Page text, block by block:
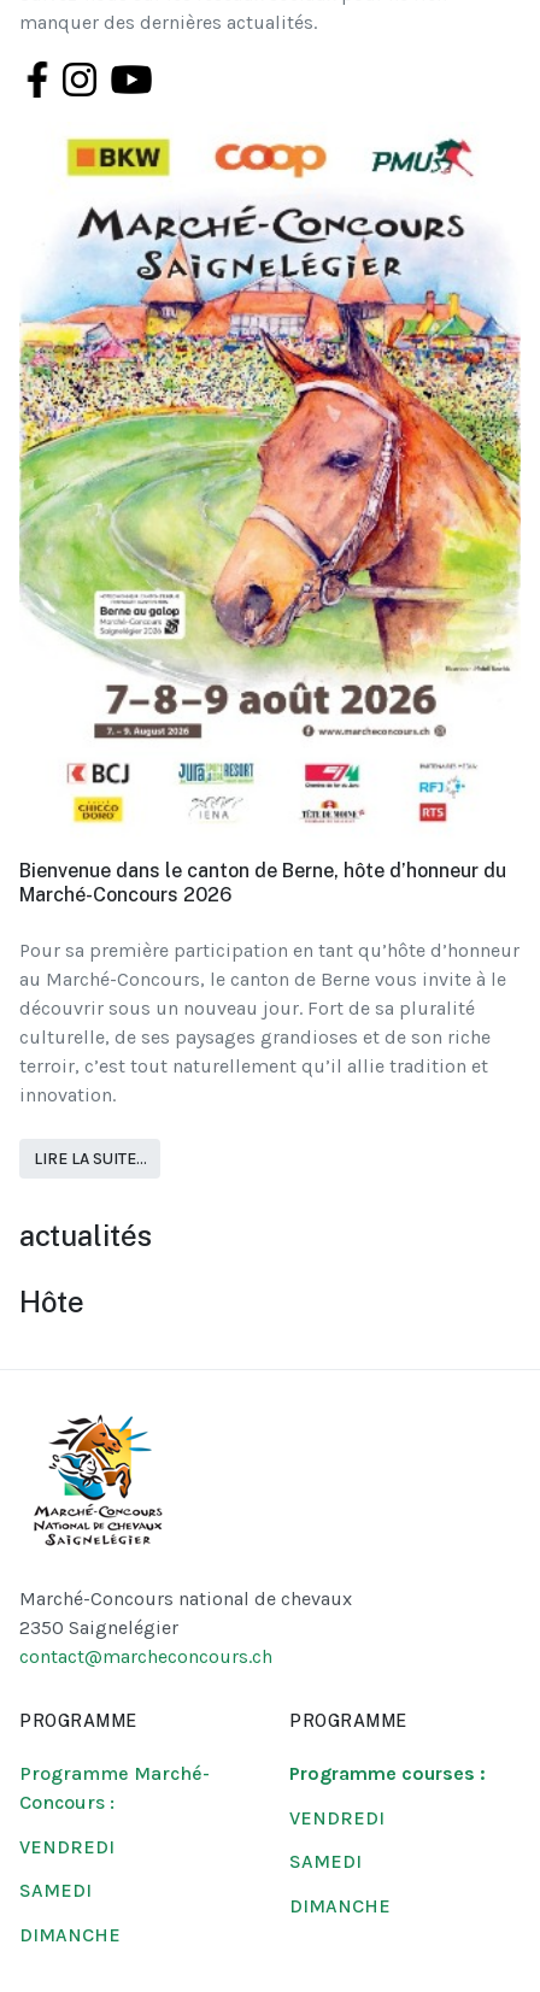
manquer des dernières actualités.
Bienvenue dans le canton de Berne, hôte d’honneur du
Marché-Concours 2026
Pour sa première participation en tant qu’hôte d’honneur
au Marché-Concours, le canton de Berne vous invite à le
découvrir sous un nouveau jour. Fort de sa pluralité
culturelle, de ses paysages grandioses et de son riche
terroir, c’est tout naturellement qu’il allie tradition et
innovation.
LIRE LA SUITE...
actualités
Hôte
Marché-Concours national de chevaux
2350 Saignelégier
contact@marcheconcours.ch
PROGRAMME
Programme Marché-
Concours :
VENDREDI
SAMEDI
DIMANCHE
PROGRAMME
Programme courses :
VENDREDI
SAMEDI
DIMANCHE